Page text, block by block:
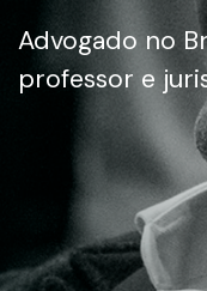
Advogado no
professor e